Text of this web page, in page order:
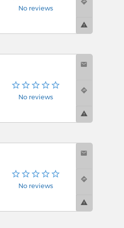
No reviews
No reviews
No reviews